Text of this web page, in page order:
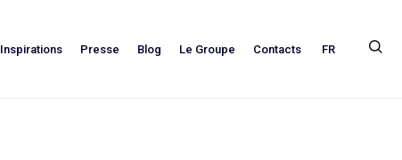
Inspirations Presse Blog Le Groupe Contacts FR